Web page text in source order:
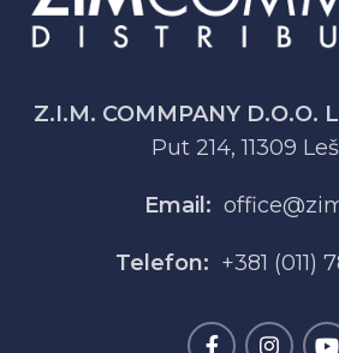
Z.I.M. COMMPANY D.O.O.
Put 214, 11309
Email:
Telefon: +381 (011)